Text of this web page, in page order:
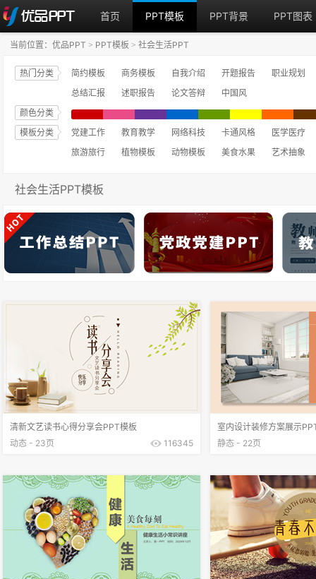
首页 PPT模板 PPT背景 PPT图表
当前位置： 优品PPT > PPT模板 > 社会生活PPT
热门分类 简约模板 商务模板 自我介绍 开题报告
职业规划
总结汇报
述职报告 论文答辩
中国风
颜色分类
模板分类
党建工作 教育教学 网络科技 卡通风格
医学医疗
旅游旅行
植物模板 动物模板 美食水果 艺术抽象
社会生活PPT模板
清新文艺读书心得分享会PPT模板
动态 - 23页
116345
室内设计装修方案展示
静态 - 22页